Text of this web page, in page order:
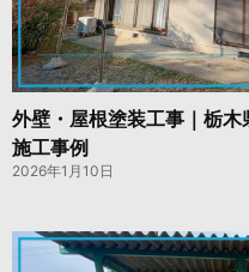
外壁・屋根塗装工事｜栃
施工事例
2026年1月10日